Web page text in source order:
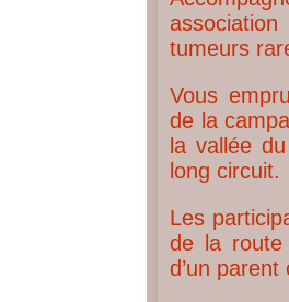
tumeurs
Vous
de la
la vallée
long circuit.
Les
de la route
d’un